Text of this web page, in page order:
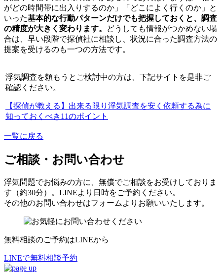
がどの時間帯に出入りするのか」「どこによく行くのか」と
いった基本的な行動パターンだけでも把握しておくと、 調査
の精度が大きく変わります。
どうしても情報がつかめない場
合は
早い段階で探偵社に相談し
状況に合った調査方法の
提案を受けるのも一つの方法です。
浮気調査を頼もうとご検討中の方は
下記サイトを是非ご
確認ください。
【探偵が教える】出来る限り浮気調査を安く依頼する為に
知っておくべき11のポイント
一覧に戻る
ご相談・お問い合わせ
浮気問題でお悩みの方に
無償でご相談をお受けしておりま
す（約30分）
。 LINEより日時をご予約ください。
その他のお問い合わせはフォームよりお願いいたします。
無料相談のご予約はLINEから
LINEで無料相談予約